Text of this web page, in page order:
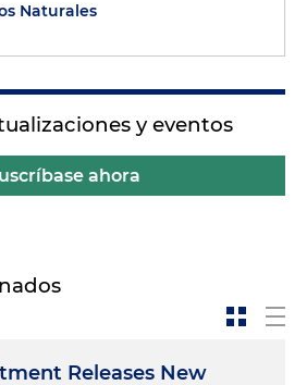
Naturales
y eventos
ahora
Releases New